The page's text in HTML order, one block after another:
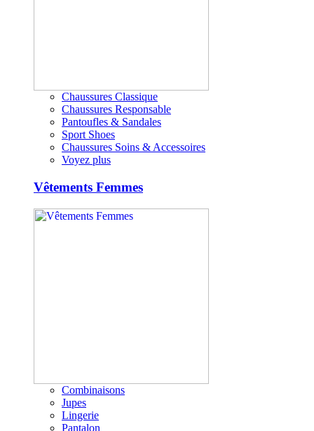
Chaussures Classique
Chaussures Responsable
Pantoufles & Sandales
Sport Shoes
Chaussures Soins & Accessoires
Voyez plus
Vêtements Femmes
Combinaisons
Jupes
Lingerie
Pantalon